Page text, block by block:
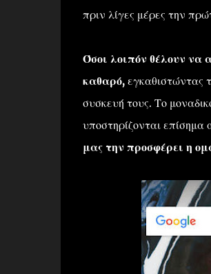
πριν λίγες μέρες την
Όσοι λοιπόν θέλουν
καθαρό,
συσκευή τους. Το
υποστηρίζονται επίσημα
μας την προσφέρει η